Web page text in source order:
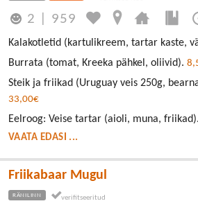
2 959
Kalakotletid (kartulikreem, tartar kaste,
Burrata (tomat, Kreeka pähkel, oliivid).
Steik ja friikad (Uruguay veis 250g,
33,00€
Eelroog: Veise tartar (aioli, muna, friikad).
VAATA EDASI ...
Friikabaar Mugul
RÄNILINN